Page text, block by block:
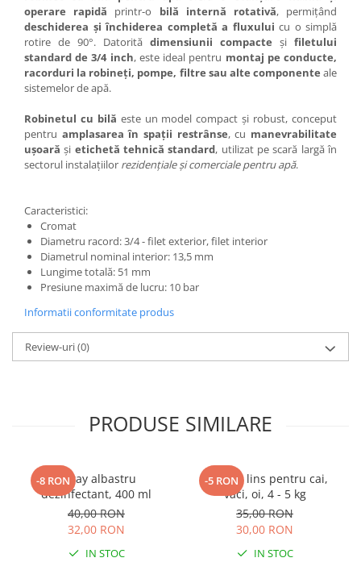
Izolatori
Panouri solare
Plase gard electric
Poarta gard electric
Stalpi
Tamburi fir
Ferma
Echipamente de lucru
Imbracaminte profesionala
Incaltaminte
Manusi
Protectia capului
Protectia corpului
Biosecuritate / Igiena
Intretinere
Sisteme fotovoltaice
operare rapidă printr-o bilă internă rotativă, permițând
deschiderea și închiderea completă a fluxului cu o simplă
rotire de 90°. Datorită dimensiunii compacte și filetului
standard de 3/4 inch, este ideal pentru montaj pe conducte,
racorduri la robineți, pompe, filtre sau alte componente ale
sistemelor de apă.
Robinetul cu bilă este un model compact și robust, conceput
pentru amplasarea în spații restrânse, cu manevrabilitate
ușoară și etichetă tehnică standard, utilizat pe scară largă în
sectorul instalațiilor rezidențiale și comerciale pentru apă.
Caracteristici:
Cromat
Diametru racord: 3/4 - filet exterior, filet interior
Diametrul nominal interior: 13,5 mm
Lungime totală: 51 mm
Presiune maximă de lucru: 10 bar
Informatii conformitate produs
Review-uri(0)
PRODUSE SIMILARE
-8 RONSpray albastru
dezinfectant, 400 ml
40,00 RON
32,00 RON
IN STOC
-5 RON
Sare de lins pentru cai,
vaci, oi, 4 - 5 kg
35,00 RON
30,00 RON
IN STOC